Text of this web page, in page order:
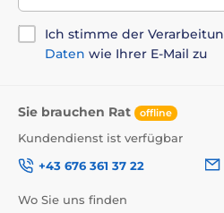
Ich stimme der
Daten wie Ihrer E-Mail zu
Sie brauchen Rat offline
Kundendienst ist verfügbar
+43 676 361 37 22
Wo Sie uns finden